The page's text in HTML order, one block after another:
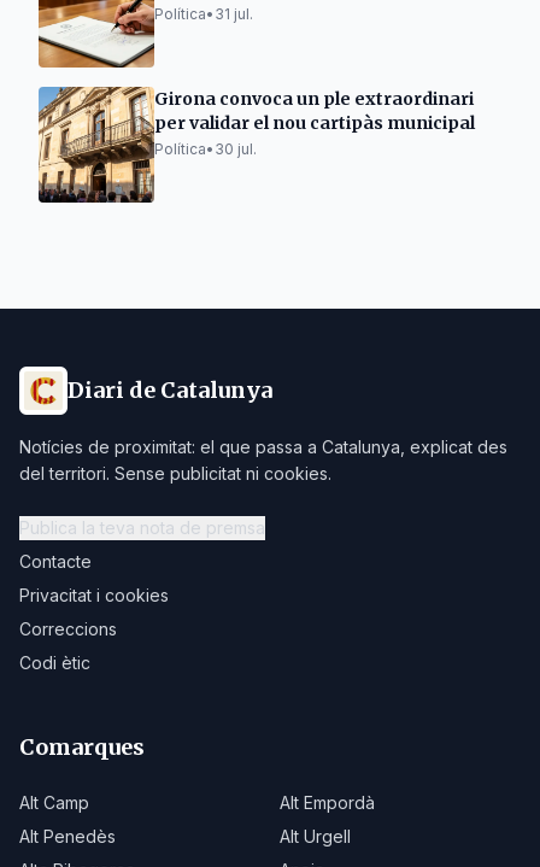
Noguera
Política• 31 jul.
Girona convoca un ple extraordinari
per validar el nou cartipàs municipal
Política• 30 jul.
Diari de Catalunya
Notícies de proximitat: el que passa a Catalunya, explicat des
del territori. Sense publicitat ni cookies.
Publica la teva nota de premsa
Contacte
Privacitat i cookies
Correccions
Codi ètic
Comarques
Alt Camp
Alt Empordà
Alt Penedès
Alt Urgell